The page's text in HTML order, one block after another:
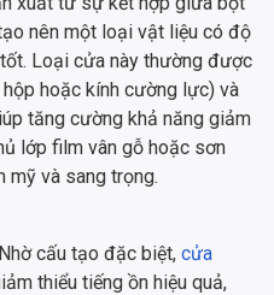
nên một loại vật liệu có độ
Loại cửa này thường được
hoặc kính cường lực) và
tăng cường khả năng giảm
lớp film vân gỗ hoặc sơn
mỹ và sang trọng.
Nhờ cấu tạo đặc biệt, cửa
thiểu tiếng ồn hiệu quả,